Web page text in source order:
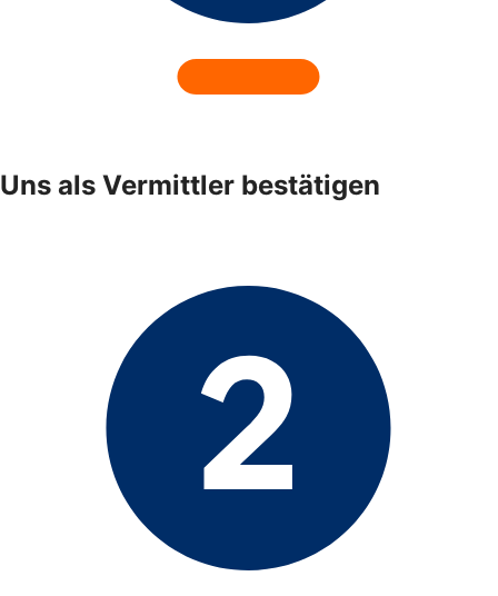
Uns als Vermittler bestätigen